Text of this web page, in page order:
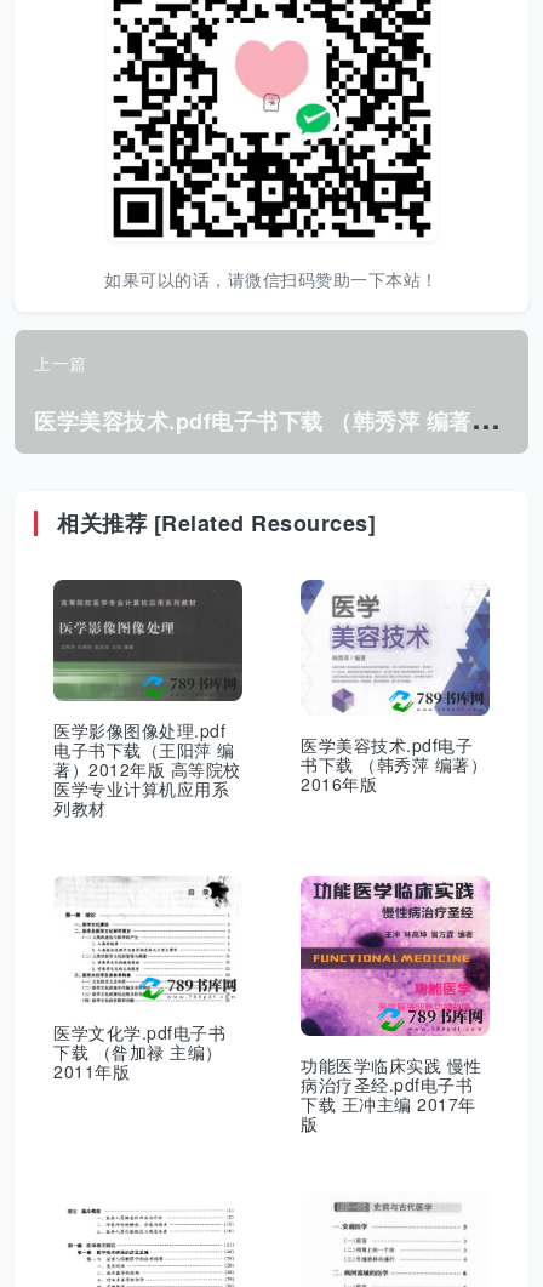
如果可以的话，请微信扫码赞助一下本站！
上一篇
医
学美容技术.pdf电子书下载 （韩秀萍 编著）2016年版
相关推荐 [Related Resources]
医学影像图像处理.pdf
电子书下载（王阳萍 编
著）2012年版 高等院校
医学专业计算机应用系
列教材
医学美容技术.pdf电子
书下载 （韩秀萍 编著）
2016年版
医学文化学.pdf电子书
下载 （昝加禄 主编）
2011年版
功能医学临床实践 慢性
病治疗圣经.pdf电子书
下载 王冲主编 2017年
版